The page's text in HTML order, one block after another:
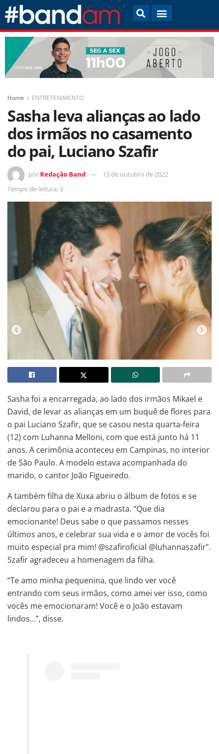
Home ENTRETENIMENTO
Sasha leva alianças ao lado
dos irmãos no casamento
do pai, Luciano Szafir
por Redação Band
13 de outubro de 2022
Tempo de leitura: 3
Sasha foi a encarregada, ao lado dos irmãos Mikael e
David, de levar as alianças em um buquê de flores para
o pai Luciano Szafir, que se casou nesta quarta-feira
(12) com Luhanna Melloni, com que está junto há 11
anos. A cerimônia aconteceu em Campinas, no interior
de São Paulo. A modelo estava acompanhada do
marido, o cantor João Figueiredo.
A também filha de Xuxa abriu o álbum de fotos e se
declarou para o pai e a madrasta. “Que dia
emocionante! Deus sabe o que passamos nesses
últimos anos, e celebrar sua vida e o amor de vocês foi
muito especial pra mim! @szafiroficial @luhannaszafir”.
Szafir agradeceu a homenagem da filha.
“Te amo minha pequenina, que lindo ver você
entrando com seus irmãos, como amei ver isso, como
vocês me emocionaram! Você e o João estavam
lindos…”, disse.